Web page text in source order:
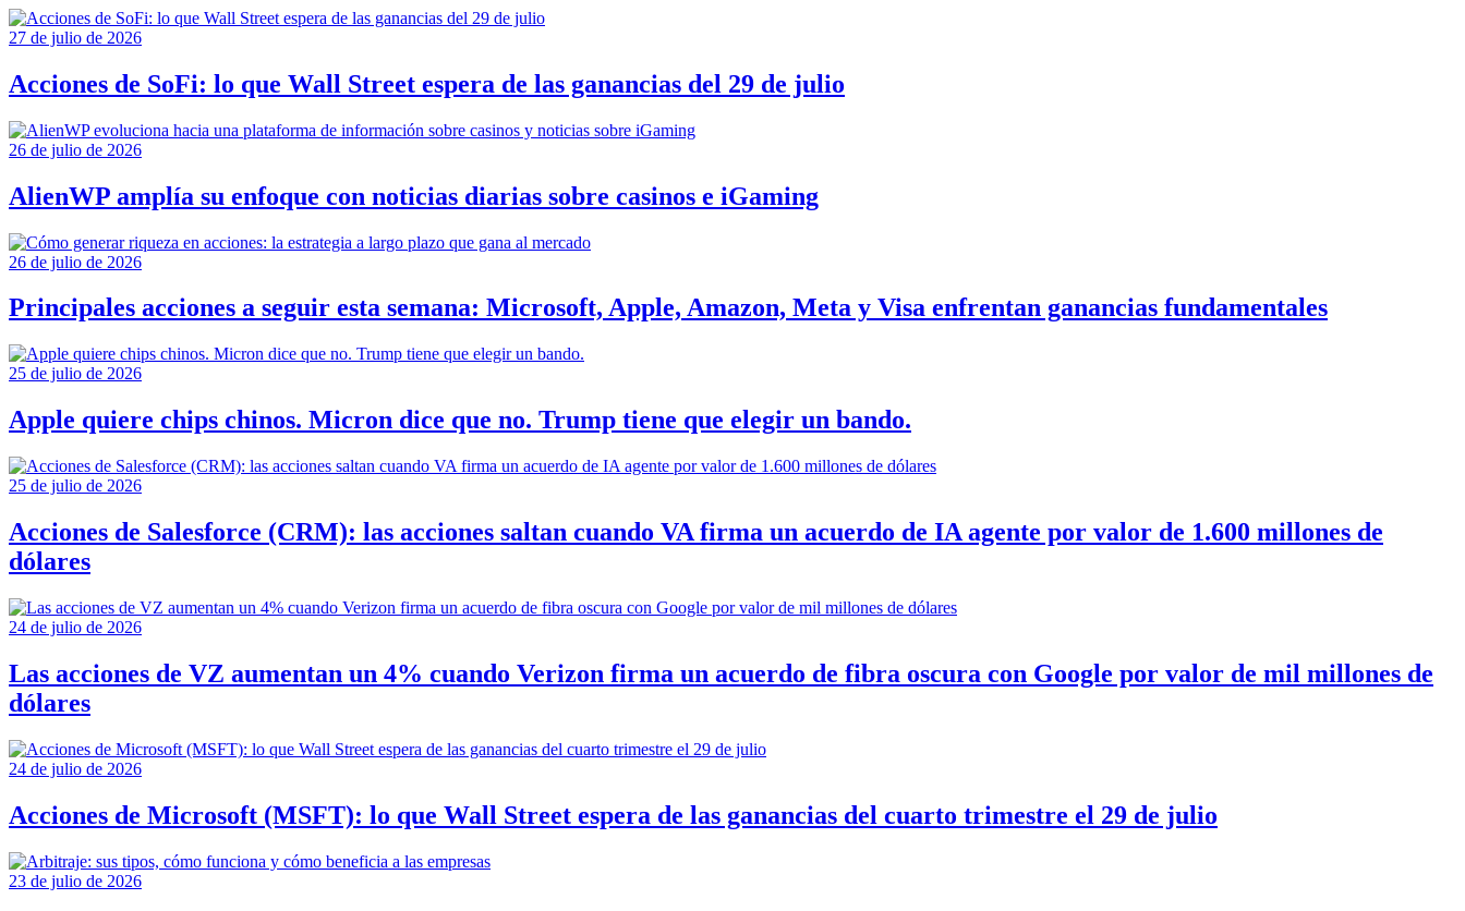
27 de julio de 2026
Acciones de SoFi: lo que Wall Street espera de las ganancias del 29 de julio
26 de julio de 2026
AlienWP amplía su enfoque con noticias diarias sobre casinos e iGaming
26 de julio de 2026
Principales acciones a seguir esta semana: Microsoft, Apple, Amazon, Meta y Visa enfrentan ganancias fundamentales
25 de julio de 2026
Apple quiere chips chinos. Micron dice que no. Trump tiene que elegir un bando.
25 de julio de 2026
Acciones de Salesforce (CRM): las acciones saltan cuando VA firma un acuerdo de IA agente por valor de 1.600 millones de
dólares
24 de julio de 2026
Las acciones de VZ aumentan un 4% cuando Verizon firma un acuerdo de fibra oscura con Google por valor de mil millones de
dólares
24 de julio de 2026
Acciones de Microsoft (MSFT): lo que Wall Street espera de las ganancias del cuarto trimestre el 29 de julio
23 de julio de 2026